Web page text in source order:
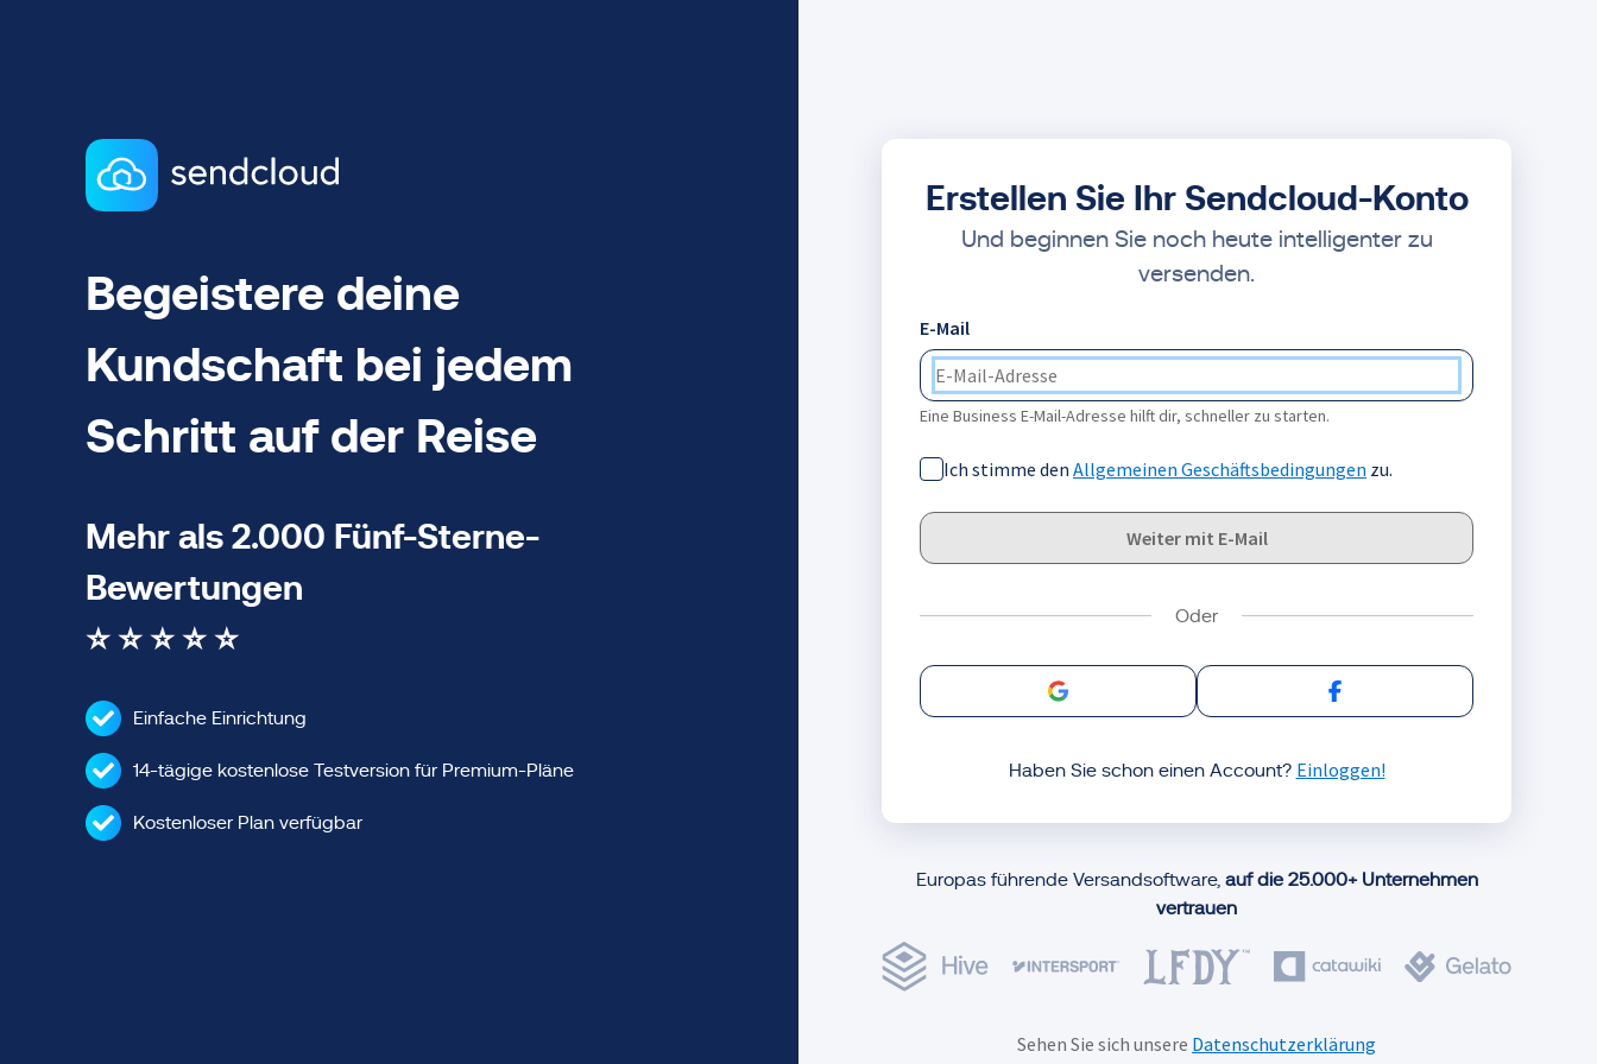
Begeistere deine
Kundschaft bei jedem
Schritt auf der Reise
Mehr als 2.000 Fünf-Sterne-
Bewertungen
⭐ ⭐ ⭐ ⭐ ⭐
Einfache Einrichtung
14-tägige kostenlose Testversion für Premium-Pläne
Kostenloser Plan verfügbar
Erstellen Sie Ihr Sendcloud-Konto
Und beginnen Sie noch heute intelligenter zu
versenden.
E-Mail
Eine Business E-Mail-Adresse hilft dir, schneller zu starten.
Ich stimme den Allgemeinen Geschäftsbedingungen zu.
Weiter mit E-Mail
Log in mit Google Log in mit Facebook
Haben Sie schon einen Account? Einloggen!
Europas führende Versandsoftware, auf die 25.000+ Unternehmen
vertrauen
Sehen Sie sich unsere Datenschutzerklärung